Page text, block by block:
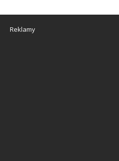
Reklamy